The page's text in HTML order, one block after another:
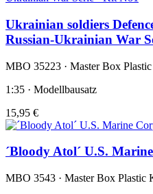
Ukrainian soldiers
Russian-Ukrainian War
MBO 35223 · Master Box
1:35 · Modellbausatz
15,95 €
´Bloody Atol´ U.S.
MBO 3543 · Master Box Plastic